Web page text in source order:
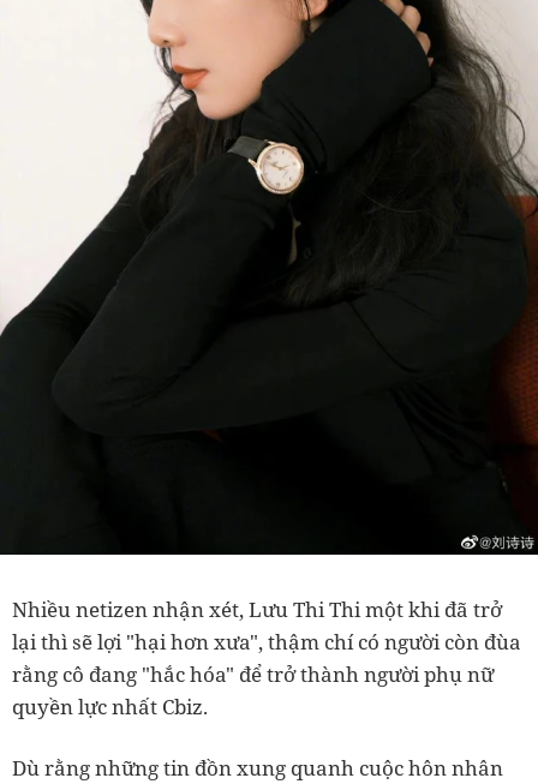
Nhiều netizen nhận xét, Lưu Thi Thi một khi đã trở
lại thì sẽ lợi "hại hơn xưa", thậm chí có người còn đùa
rằng cô đang "hắc hóa" để trở thành người phụ nữ
quyền lực nhất Cbiz.
Dù rằng những tin đồn xung quanh cuộc hôn nhân